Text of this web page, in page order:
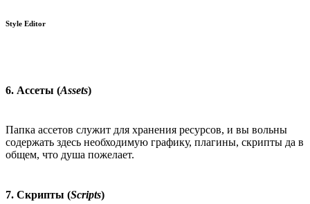
Style Editor
6. Ассеты (Assets)
Папка ассетов служит для хранения ресурсов, и вы вольны
содержать здесь необходимую графику, плагины, скрипты да в
общем, что душа пожелает.
7. Скрипты (Scripts)